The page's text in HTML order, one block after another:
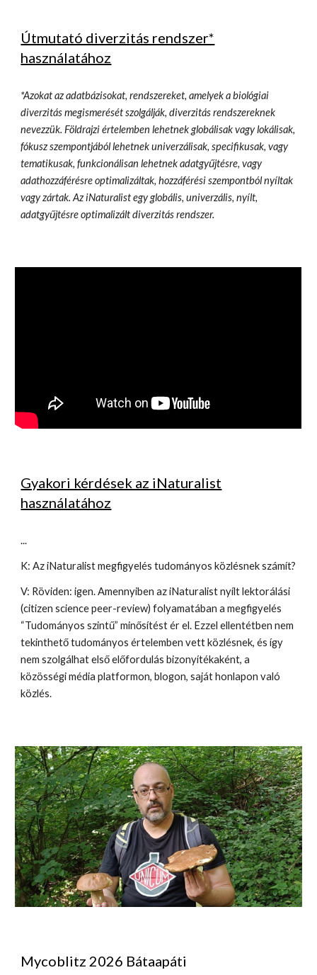
Útmutató diverzitás rendszer*
használatához
*Azokat az adatbázisokat, rendszereket, amelyek a biológiai
diverzitás megismerését szolgálják, diverzitás rendszereknek
nevezzük. Földrajzi értelemben lehetnek globálisak vagy lokálisak,
fókusz szempontjából lehetnek univerzálisak, specifikusak, vagy
tematikusak, funkcionálisan lehetnek adatgyűjtésre, vagy
adathozzáférésre optimalizáltak, hozzáférési szempontból nyíltak
vagy zártak. Az iNaturalist egy globális, univerzális, nyílt,
adatgyűjtésre optimalizált diverzitás rendszer.
Gyakori kérdések az iNaturalist
használatához
...
K: Az iNaturalist megfigyelés tudományos közlésnek számít?
V: Röviden: igen. Amennyiben az iNaturalist nyílt lektorálási
(citizen science peer-review) folyamatában a megfigyelés
“Tudományos szintű” minősítést ér el. Ezzel ellentétben nem
tekinthető tudományos értelemben vett közlésnek, és így
nem szolgálhat első előfordulás bizonyítékaként, a
közösségi média platformon, blogon, saját honlapon való
közlés.
Mycoblitz 2026 Bátaapáti